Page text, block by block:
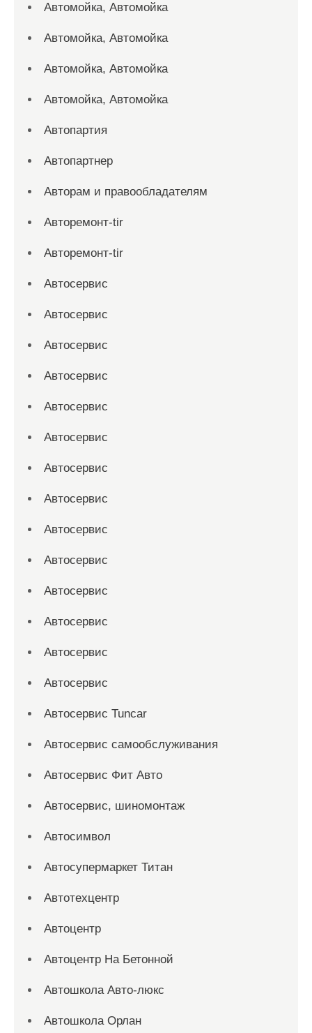
Автомойка, Автомойка
Автомойка, Автомойка
Автомойка, Автомойка
Автомойка, Автомойка
Автопартия
Автопартнер
Авторам и правообладателям
Авторемонт-tir
Авторемонт-tir
Автосервис
Автосервис
Автосервис
Автосервис
Автосервис
Автосервис
Автосервис
Автосервис
Автосервис
Автосервис
Автосервис
Автосервис
Автосервис
Автосервис
Автосервис Tuncar
Автосервис самообслуживания
Автосервис Фит Авто
Автосервис, шиномонтаж
Автосимвол
Автосупермаркет Титан
Автотехцентр
Автоцентр
Автоцентр На Бетонной
Автошкола Авто-люкс
Автошкола Орлан